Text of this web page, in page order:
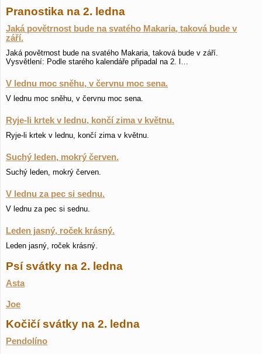
Pranostika na 2. ledna
Jaká povětrnost bude na svatého Makaria, taková bude v
září.
Jaká povětrnost bude na svatého Makaria, taková bude v září.
Vysvětlení: Podle starého kalendáře připadal na 2. l…
V lednu moc sněhu, v červnu moc sena.
V lednu moc sněhu, v červnu moc sena.
Ryje-li krtek v lednu, končí zima v květnu.
Ryje-li krtek v lednu, končí zima v květnu.
Suchý leden, mokrý červen.
Suchý leden, mokrý červen.
V lednu za pec si sednu.
V lednu za pec si sednu.
Leden jasný, roček krásný.
Leden jasný, roček krásný.
Psí svátky na 2. ledna
Asta
Joe
Kočičí svátky na 2. ledna
Pendolíno